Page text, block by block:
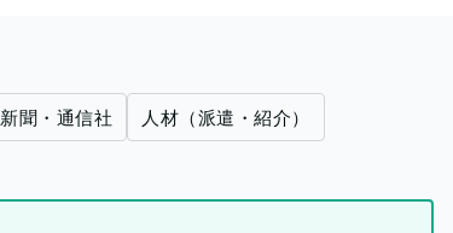
新聞・通信社 人材（派遣・紹介）